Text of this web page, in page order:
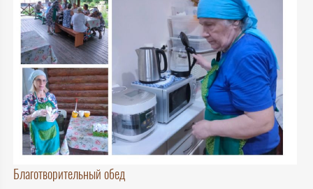
Благотворительный обед